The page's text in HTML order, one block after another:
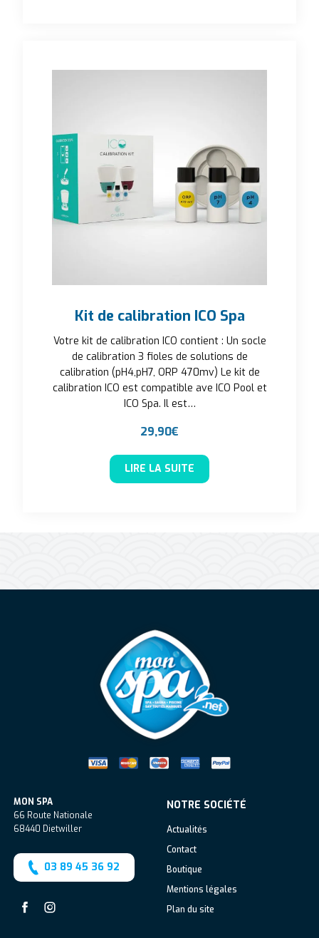
Kit de calibration ICO Spa
Votre kit de calibration ICO contient : Un socle
de calibration 3 fioles de solutions de
calibration (pH4,pH7, ORP 470mv) Le kit de
calibration ICO est compatible ave ICO Pool et
ICO Spa. Il est…
29,90€
LIRE LA SUITE
MON SPA
66 Route Nationale
68440 Dietwiller
03 89 45 36 92
NOTRE SOCIÉTÉ
Actualités
Contact
Boutique
Mentions légales
Plan du site